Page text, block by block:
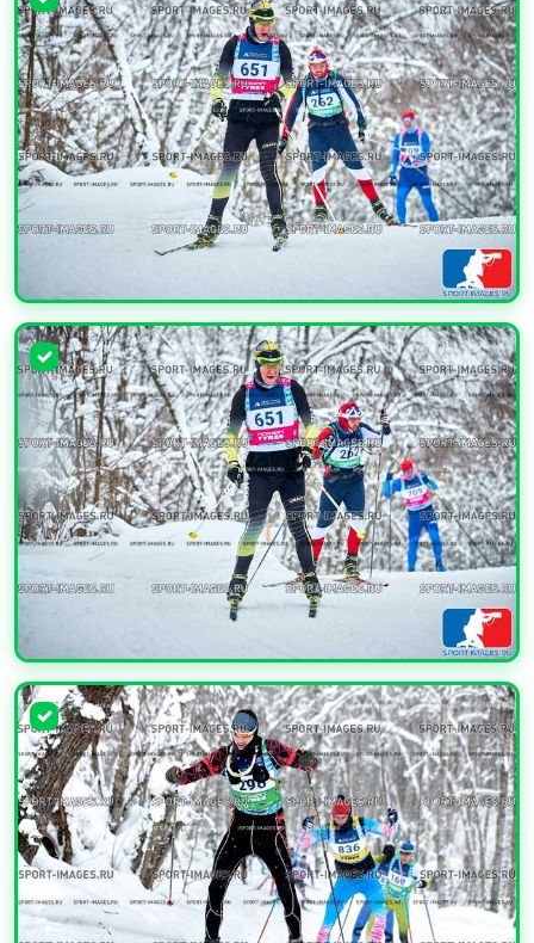
УВЕЛИЧИТЬ
УВЕЛИЧИТЬ